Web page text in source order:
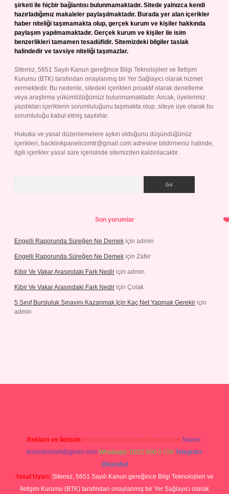
şirketi ile hiçbir bağlantısı bulunmamaktadır. Sitede yalnızca kendi
hazırladığımız makaleler paylaşılmaktadır. Burada yer alan içerikler
haber niteliği taşımamakta olup, gerçek kurum ve kişiler hakkında
paylaşım yapılmamaktadır. Gerçek kurum ve kişiler ile isim
benzerlikleri tamamen tesadüfidir. Sitemizdeki bilgiler taslak
halindedir ve tavsiye niteliği taşımazlar.
Sitemiz, 5651 Sayılı Kanun gereğince Bilgi Teknolojileri ve İletişim
Kurumu (BTK) tarafından onaylanmış bir Yer Sağlayıcı olarak hizmet
vermektedir. Bu nedenle, sitedeki içerikleri proaktif olarak denetleme
veya araştırma yükümlülüğümüz bulunmamaktadır. Ancak, üyelerimiz
yazdıkları içeriklerin sorumluluğunu taşımakta olup, siteye üye olarak bu
sorumluluğu kabul etmiş sayılırlar.
Hukuka ve yasal düzenlemelere aykırı olduğunu düşündüğünüz
içerikleri, backlinkpanelicomtr@gmail.com adresine bildirmeniz halinde,
ilgili içerikler yasal süre içerisinde sitemizden kaldırılacaktır.
Son yorumlar
Engelli Raporunda Süreğen Ne Demek için admin
Engelli Raporunda Süreğen Ne Demek için Zafer
Kibir Ve Vakar Arasındaki Fark Nedir için admin
Kibir Ve Vakar Arasındaki Fark Nedir için Çolak
5 Sınıf Bursluluk Sınavını Kazanmak Için Kaç Net Yapmak Gerekir için
admin
Reklam ve İletişim: E-mail: backlinkpaneli@gmail.com Teams:
forumhizmeti@gmail.com Whatsapp: 0262 606 0 726 Telegram:
@karabul
Yasal Uyarı: Sitemiz, 5651 Sayılı Kanun gereğince Bilgi Teknolojileri ve
İletişim Kurumu (BTK) tarafından onaylanmış bir Yer Sağlayıcı olarak